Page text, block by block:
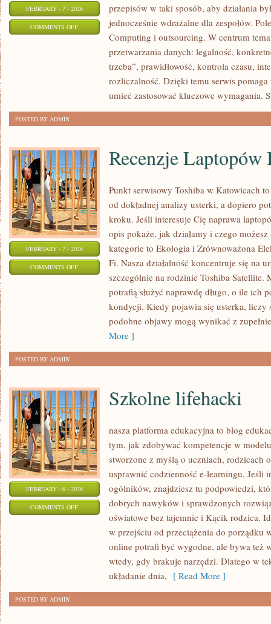
FEBRUARY - 7 - 2026
COMMENTS OFFON
MARKETING
przepisów w taki sposób, aby działania
jednocześnie wdrażalne dla zespołów.
Computing i outsourcing. W centrum
przetwarzania danych: legalność,
trzeba”, prawidłowość, kontrola czasu,
rozliczalność. Dzięki temu serwis
umieć zastosować kluczowe wymagania.
POSTED BY ADMIN
FEBRUARY - 7 - 2026
COMMENTS OFFON
LAPTOPÓW
Recenzje
Punkt serwisowy Toshiba w Katowicach
od dokładnej analizy usterki, a dopiero
kroku. Jeśli interesuje Cię naprawa
opis pokaże, jak działamy i czego
kategorie to Ekologia i Zrównoważona
Fi. Nasza działalność koncentruje się na
szczególnie na rodzinie Toshiba Satellite.
potrafią służyć naprawdę długo, o ile ich
kondycji. Kiedy pojawia się usterka, liczy
podobne objawy mogą wynikać z
More ]
POSTED BY ADMIN
FEBRUARY - 6 - 2026
COMMENTS OFFON
Szkolne lifehacki
nasza platforma edukacyjna to blog
tym, jak zdobywać kompetencje w
stworzone z myślą o uczniach, rodzicach
usprawnić codzienność e-learningu. Jeśli
ogólników, znajdziesz tu podpowiedzi,
dobrych nawyków i sprawdzonych
oświatowe bez tajemnic i Kącik rodzica.
w przejściu od przeciążenia do porządku
online potrafi być wygodne, ale bywa też
wtedy, gdy brakuje narzędzi. Dlatego w
układanie dnia, [ Read More ]
POSTED BY ADMIN